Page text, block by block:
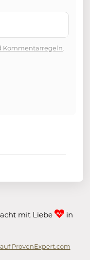
Kommentarregeln
mit Liebe
in
ProvenExpert.com